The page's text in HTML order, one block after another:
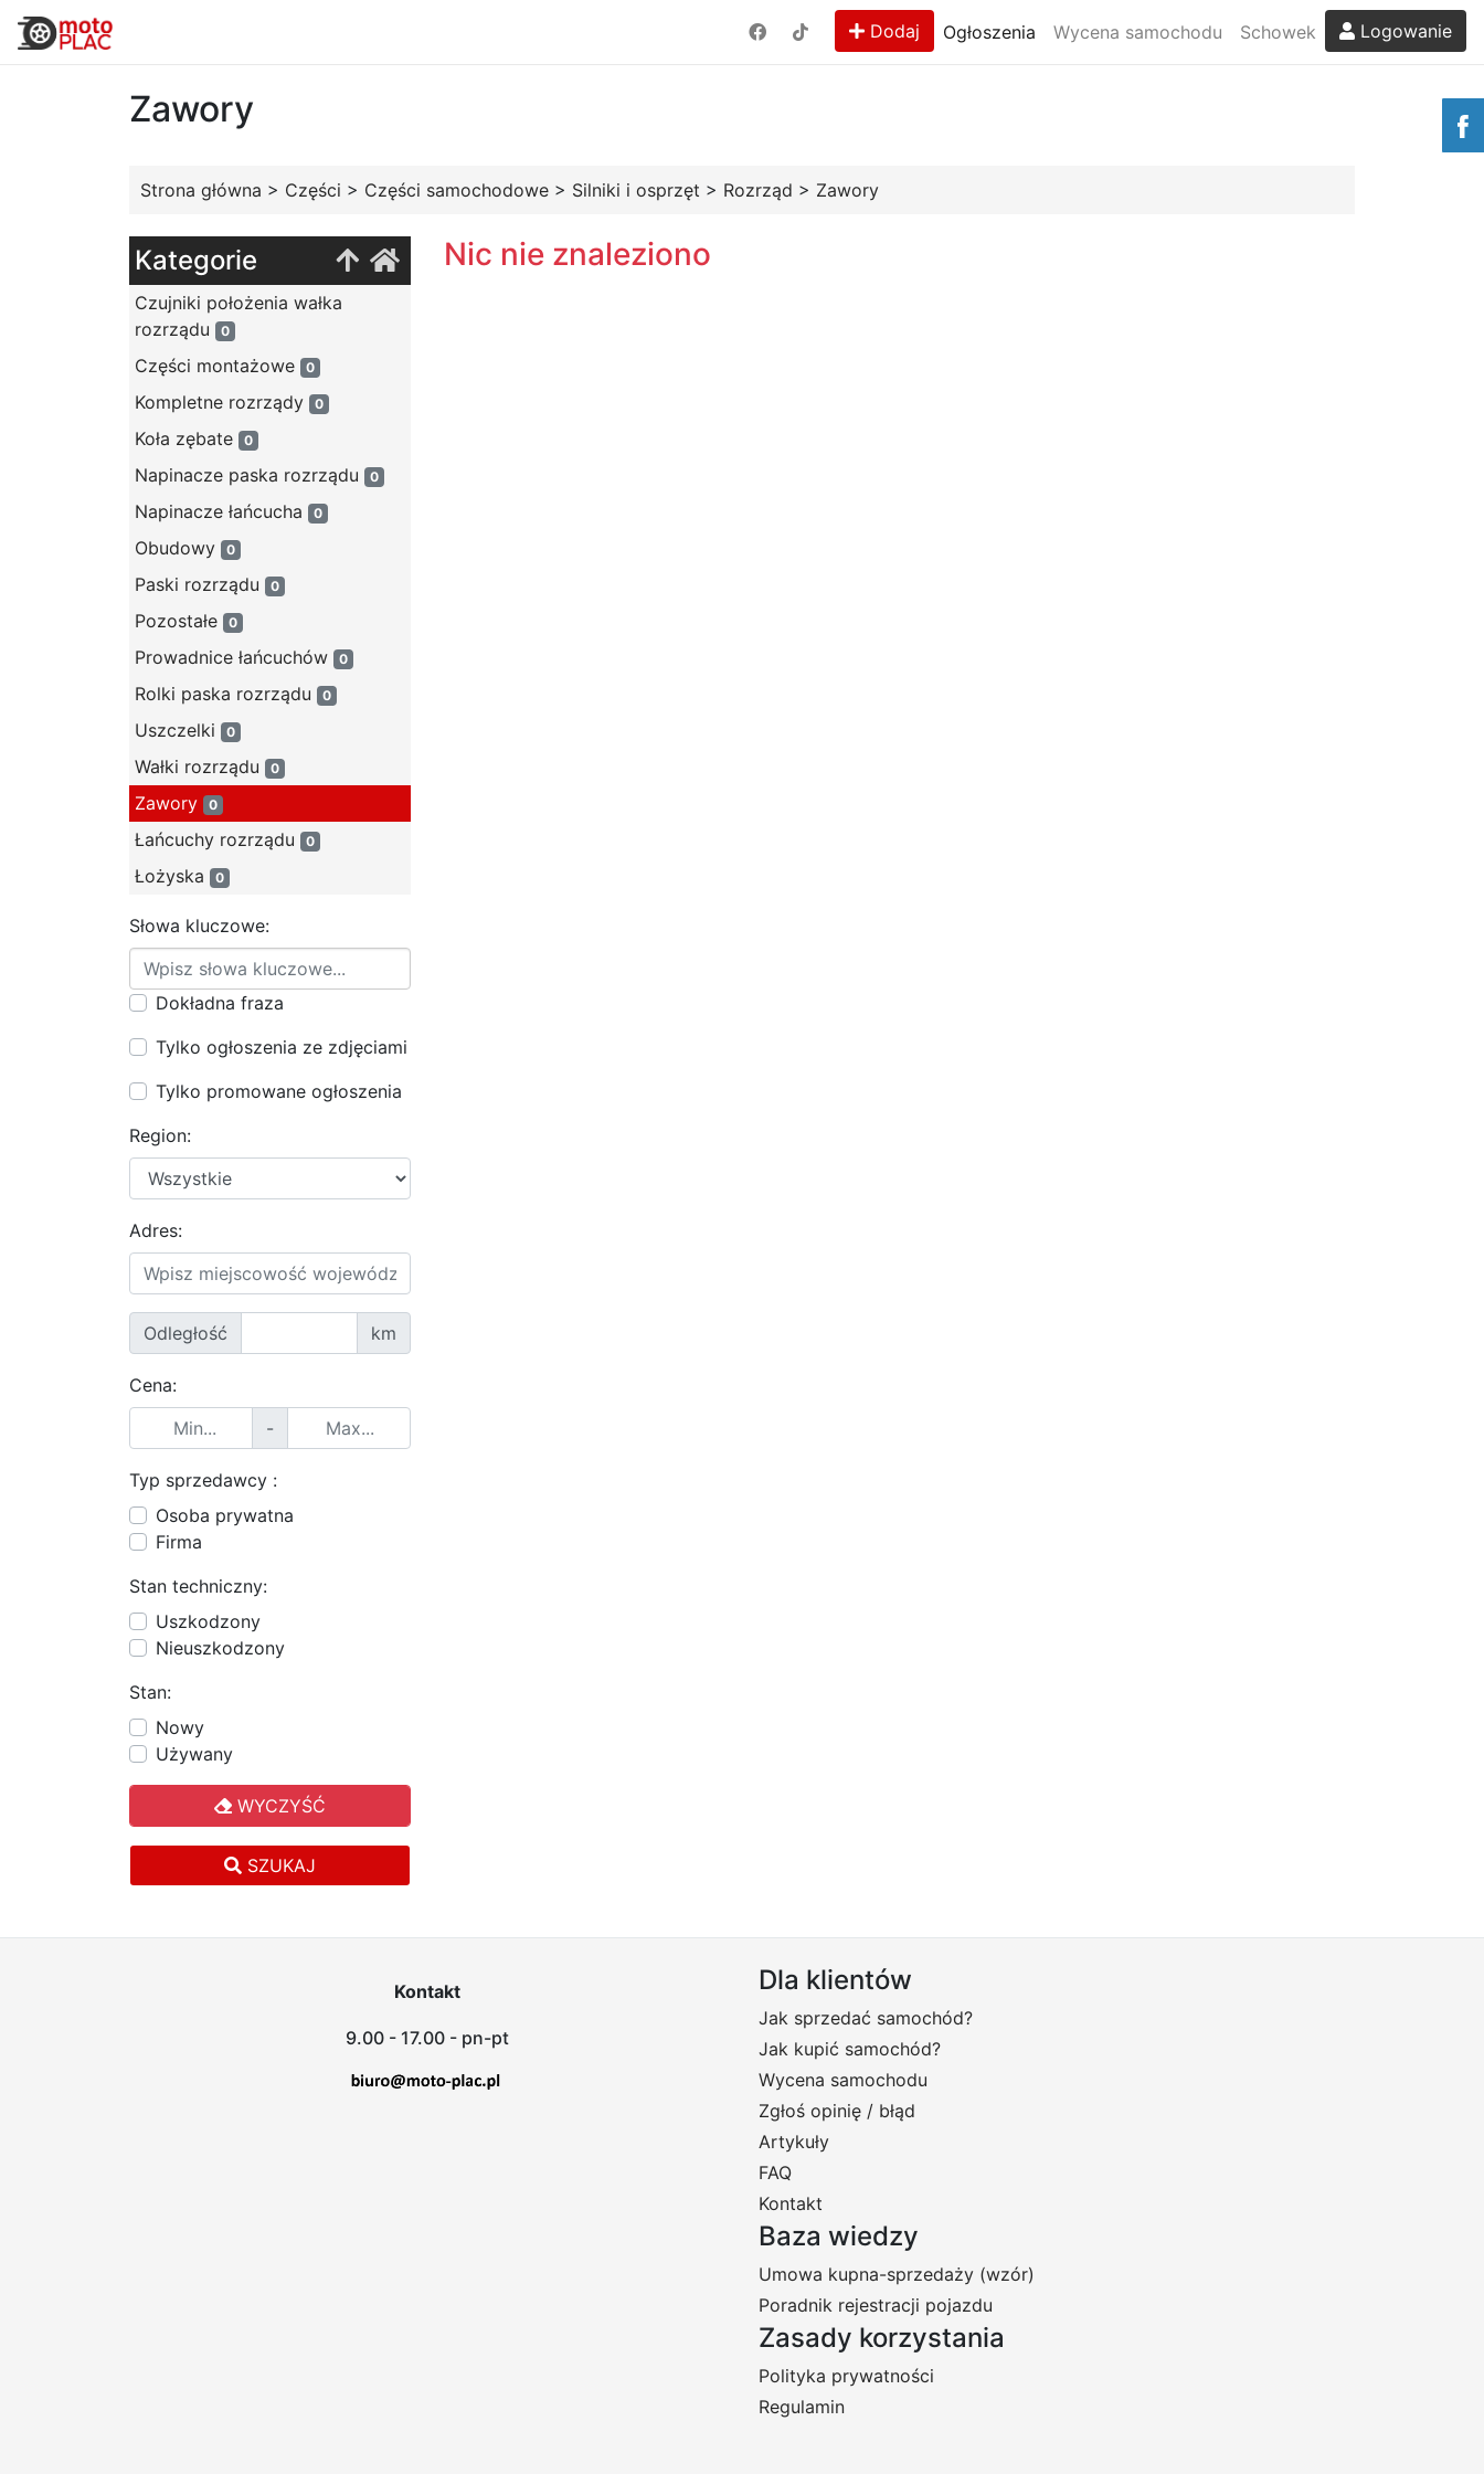
Dodaj Ogłoszenia Wycena samochodu Schowek Logowanie
Zawory
Strona główna > Części > Części samochodowe > Silniki i osprzęt > Rozrząd > Zawory
Kategorie
Czujniki położenia wałka
rozrządu
0
Części montażowe 0
Kompletne rozrządy 0
Koła zębate 0
Napinacze paska rozrządu 0
Napinacze łańcucha 0
Obudowy 0
Paski rozrządu 0
Pozostałe 0
Prowadnice łańcuchów 0
Rolki paska rozrządu 0
Uszczelki 0
Wałki rozrządu 0
Zawory 0
Łańcuchy rozrządu 0
Łożyska 0
Słowa kluczowe:
Dokładna fraza
Tylko ogłoszenia ze zdjęciami
Tylko promowane ogłoszenia
Region:
Adres:
Odległość km
Cena:
-
Typ sprzedawcy :
Osoba prywatna
Firma
Stan techniczny:
Uszkodzony
Nieuszkodzony
Stan:
Nowy
Używany
WYCZYŚĆ
SZUKAJ
Nic nie znaleziono
Kontakt
9.00 - 17.00 - pn-pt
Dla klientów
Jak sprzedać samochód?
Jak kupić samochód?
Wycena samochodu
Zgłoś opinię / błąd
Artykuły
FAQ
Kontakt
Baza wiedzy
Umowa kupna-sprzedaży (wzór)
Poradnik rejestracji pojazdu
Zasady korzystania
Polityka prywatności
Regulamin